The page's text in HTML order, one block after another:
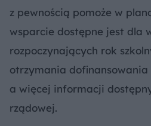
z pewnością pomoże w
wsparcie dostępne jest dla
rozpoczynających rok
otrzymania dofinansowania
a więcej informacji
rządowej.